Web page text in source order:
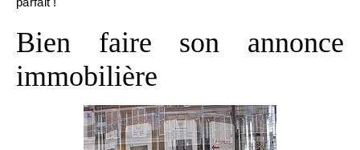
Bien faire son annonce
immobilière